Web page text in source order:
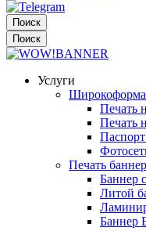
Поиск
Поиск
Услуги
Печать
Печать
Паспорт
Печать
Баннер
Литой
Баннер